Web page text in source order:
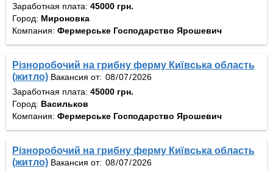
Заработная плата: 45000 грн.
Город: Мироновка
Компания: Фермерське Господарство Ярошевич
Різноробочий на грибну ферму Київська область
(житло) Вакансия от:
Заработная плата: 45000 грн.
Город: Васильков
Компания: Фермерське Господарство Ярошевич
Різноробочий на грибну ферму Київська область
(житло) Вакансия от: